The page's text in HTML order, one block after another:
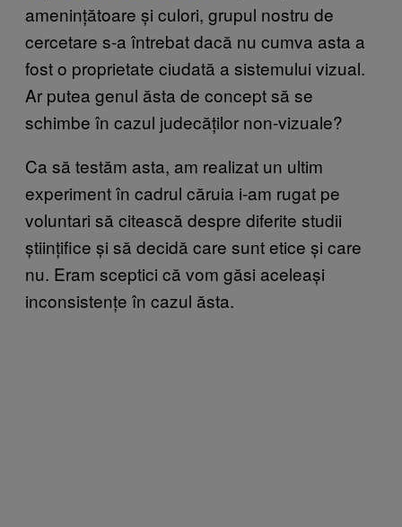
amenințătoare și culori, grupul nostru de
cercetare s-a întrebat dacă nu cumva asta a
fost o proprietate ciudată a sistemului vizual.
Ar putea genul ăsta de concept să se
schimbe în cazul judecăților non-vizuale?
Ca să testăm asta, am realizat un ultim
experiment în cadrul căruia i-am rugat pe
voluntari să citească despre diferite studii
științifice și să decidă care sunt etice și care
nu. Eram sceptici că vom găsi aceleași
inconsistențe în cazul ăsta.